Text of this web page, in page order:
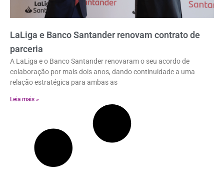
LaLiga e Banco Santander renovam contrato de
parceria
A LaLiga e o Banco Santander renovaram o seu acordo de
colaboração por mais dois anos, dando continuidade a uma
relação estratégica para ambas as
Leia mais »